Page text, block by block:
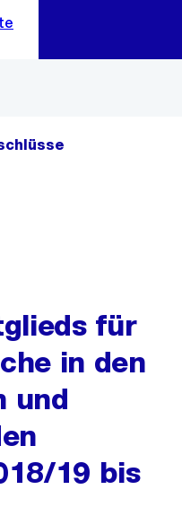
für
in den
und
19 bis